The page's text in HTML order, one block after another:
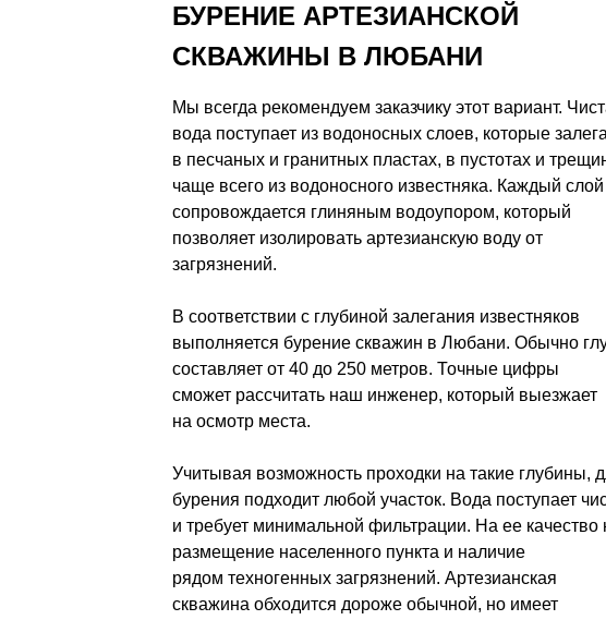
БУРЕНИЕ АРТЕЗИАНСКОЙ
СКВАЖИНЫ В ЛЮБАНИ
Мы всегда рекомендуем заказчику этот вариант.
вода поступает из водоносных слоев, которые
в песчаных и гранитных пластах, в пустотах и
чаще всего из водоносного известняка. Каждый слой
сопровождается глиняным водоупором, который
позволяет изолировать артезианскую воду от
загрязнений.
В соответствии с глубиной залегания известняков
выполняется бурение скважин в Любани. Обычно
составляет от 40 до 250 метров. Точные цифры
сможет рассчитать наш инженер, который выезжает
на осмотр места.
Учитывая возможность проходки на такие глубины,
бурения подходит любой участок. Вода поступает
и требует минимальной фильтрации. На ее качество
размещение населенного пункта и наличие
рядом техногенных загрязнений. Артезианская
скважина обходится дороже обычной, но имеет